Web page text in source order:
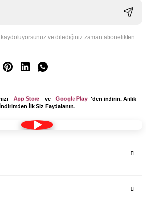
kaydoluyorsunuz ve dilediğiniz zaman abonelikten
App Store ve Google Play
'den indirin. Anlık
İndirimden İlk Siz Faydalanın.